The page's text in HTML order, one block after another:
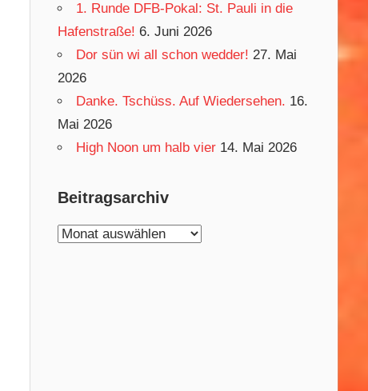
1. Runde DFB-Pokal: St. Pauli in die
Hafenstraße! 6. Juni 2026
Dor sün wi all schon wedder! 27. Mai
2026
Danke. Tschüss. Auf Wiedersehen. 16.
Mai 2026
High Noon um halb vier 14. Mai 2026
Beitragsarchiv
Beitragsarchiv